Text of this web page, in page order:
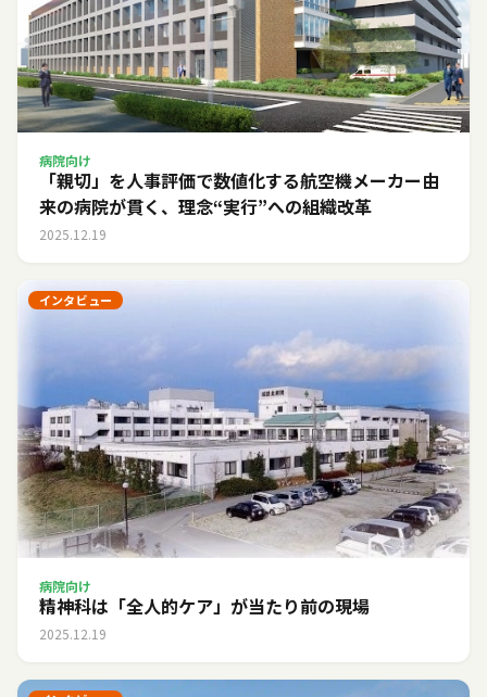
病院向け
「親切」を人事評価で数値化する――航空機メーカー由
来の病院が貫く、理念“実行”への組織改革
2025.12.19
インタビュー
病院向け
精神科は「全人的ケア」が当たり前の現場
2025.12.19